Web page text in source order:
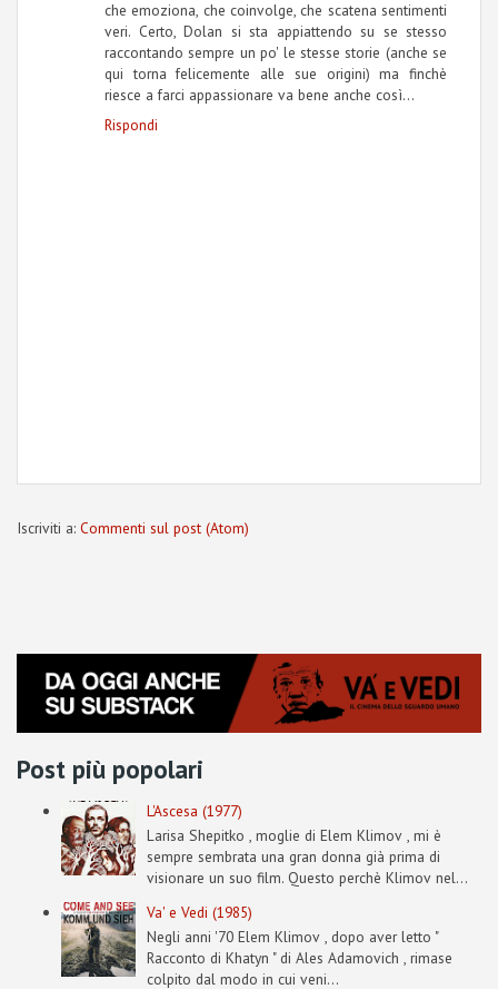
che emoziona, che coinvolge, che scatena sentimenti
veri. Certo, Dolan si sta appiattendo su se stesso
raccontando sempre un po' le stesse storie (anche se
qui torna felicemente alle sue origini) ma finchè
riesce a farci appassionare va bene anche così...
Rispondi
Iscriviti a: Commenti sul post (Atom)
Post più popolari
L'Ascesa (1977)
Larisa Shepitko , moglie di Elem Klimov , mi è
sempre sembrata una gran donna già prima di
visionare un suo film. Questo perchè Klimov nel...
Va' e Vedi (1985)
Negli anni '70 Elem Klimov , dopo aver letto "
Racconto di Khatyn " di Ales Adamovich , rimase
colpito dal modo in cui veni...